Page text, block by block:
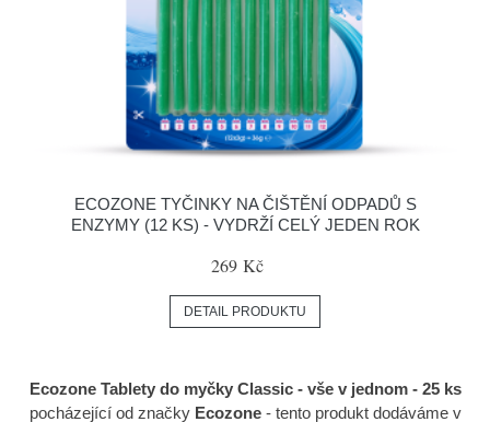
ECOZONE TYČINKY NA ČIŠTĚNÍ ODPADŮ S
ENZYMY (12 KS) - VYDRŽÍ CELÝ JEDEN ROK
269 Kč
DETAIL PRODUKTU
Ecozone Tablety do myčky Classic - vše v jednom - 25 ks
pocházející od značky Ecozone- tento produkt dodáváme v